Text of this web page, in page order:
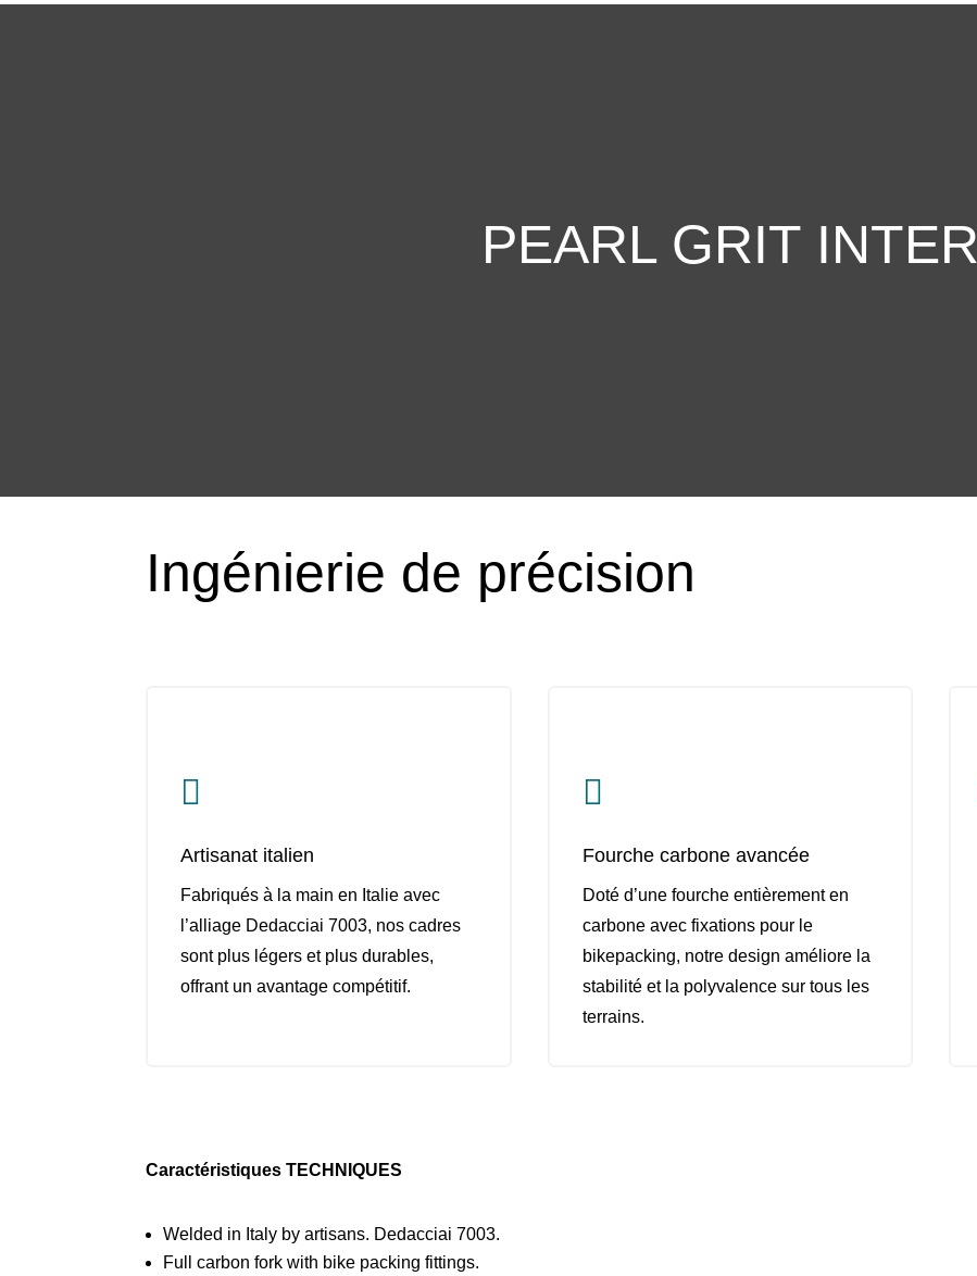
PEARL GRIT INTER
Ingénierie de précision

Artisanat italien
Fabriqués à la main en Italie avec
l’alliage Dedacciai 7003, nos cadres
sont plus légers et plus durables,
offrant un avantage compétitif.

Fourche carbone avancée
Doté d’une fourche entièrement en
carbone avec fixations pour le
bikepacking, notre design améliore la
stabilité et la polyvalence sur tous les
terrains.
Caractéristiques TECHNIQUES
Welded in Italy by artisans. Dedacciai 7003.
Full carbon fork with bike packing fittings.